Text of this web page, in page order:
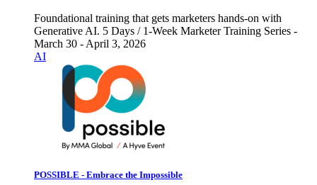
Foundational training that gets marketers hands-on with
Generative AI. 5 Days / 1-Week Marketer Training Series -
March 30 - April 3, 2026
AI
POSSIBLE - Embrace the Impossible